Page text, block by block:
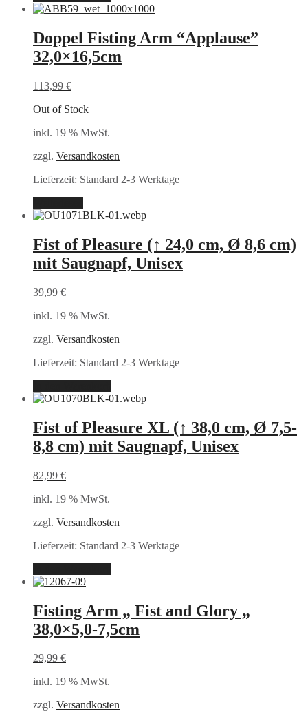
Doppel Fisting Arm “Applause”
32,0×16,5cm
113,99 €
Out of Stock
inkl. 19 % MwSt.
zzgl. Versandkosten
Lieferzeit: Standard 2-3 Werktage
Fist of Pleasure (↑ 24,0 cm, Ø 8,6 cm)
mit Saugnapf, Unisex
39,99 €
inkl. 19 % MwSt.
zzgl. Versandkosten
Lieferzeit: Standard 2-3 Werktage
Fist of Pleasure XL (↑ 38,0 cm, Ø 7,5-
8,8 cm) mit Saugnapf, Unisex
82,99 €
inkl. 19 % MwSt.
zzgl. Versandkosten
Lieferzeit: Standard 2-3 Werktage
Fisting Arm „ Fist and Glory „
38,0×5,0-7,5cm
29,99 €
inkl. 19 % MwSt.
zzgl. Versandkosten